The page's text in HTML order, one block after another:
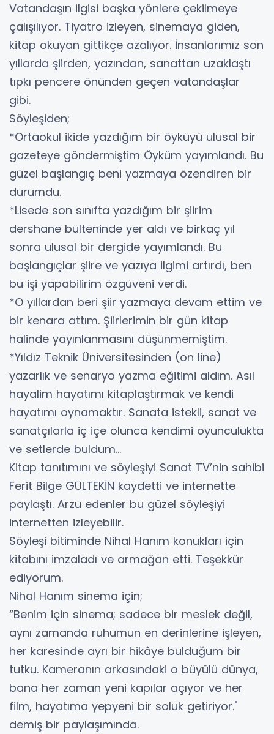
Vatandaşın ilgisi başka yönlere çekilmeye
çalışılıyor. Tiyatro izleyen, sinemaya giden,
kitap okuyan gittikçe azalıyor. İnsanlarımız son
yıllarda şiirden, yazından, sanattan uzaklaştı
tıpkı pencere önünden geçen vatandaşlar
gibi.
Söyleşiden;
*Ortaokul ikide yazdığım bir öyküyü ulusal bir
gazeteye göndermiştim Öyküm yayımlandı. Bu
güzel başlangıç beni yazmaya özendiren bir
durumdu.
*Lisede son sınıfta yazdığım bir şiirim
dershane bülteninde yer aldı ve birkaç yıl
sonra ulusal bir dergide yayımlandı. Bu
başlangıçlar şiire ve yazıya ilgimi artırdı, ben
bu işi yapabilirim özgüveni verdi.
*O yıllardan beri şiir yazmaya devam ettim ve
bir kenara attım. Şiirlerimin bir gün kitap
halinde yayınlanmasını düşünmemiştim.
*Yıldız Teknik Üniversitesinden (on line)
yazarlık ve senaryo yazma eğitimi aldım. Asıl
hayalim hayatımı kitaplaştırmak ve kendi
hayatımı oynamaktır. Sanata istekli, sanat ve
sanatçılarla iç içe olunca kendimi oyunculukta
ve setlerde buldum…
Kitap tanıtımını ve söyleşiyi Sanat TV’nin sahibi
Ferit Bilge GÜLTEKİN kaydetti ve internette
paylaştı. Arzu edenler bu güzel söyleşiyi
internetten izleyebilir.
Söyleşi bitiminde Nihal Hanım konukları için
kitabını imzaladı ve armağan etti. Teşekkür
ediyorum.
Nihal Hanım sinema için;
“Benim için sinema; sadece bir meslek değil,
aynı zamanda ruhumun en derinlerine işleyen,
her karesinde ayrı bir hikâye bulduğum bir
tutku. Kameranın arkasındaki o büyülü dünya,
bana her zaman yeni kapılar açıyor ve her
film, hayatıma yepyeni bir soluk getiriyor."
demiş bir paylaşımında.